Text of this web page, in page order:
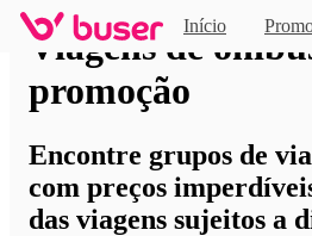
Início
Viagens de
promoção
Encontre grupos de
com preços
das viagens sujeitos a